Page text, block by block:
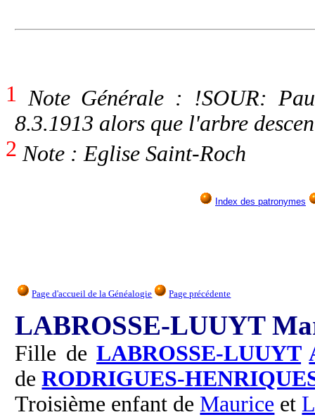
1 Note Générale : !SOUR:
8.3.1913 alors que l'arbre
2 Note : Eglise Saint-Roch
Index des patronymes
Page d'accueil de la Généalogie Page précédente
LABROSSE-LUUYT
Fille deLABROSSE-LUUYT
deRODRIGUES-
Troisième enfant de Maurice et